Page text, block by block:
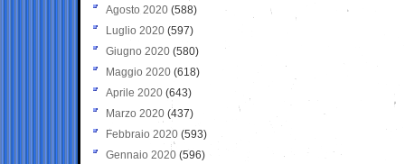
Agosto 2020 (588)
Luglio 2020 (597)
Giugno 2020 (580)
Maggio 2020 (618)
Aprile 2020 (643)
Marzo 2020 (437)
Febbraio 2020 (593)
Gennaio 2020 (596)